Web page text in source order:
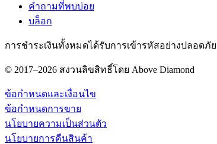
คำถามที่พบบ่อย
บล็อก
การชำระเงินทั้งหมดได้รับการเข้ารหัสอย่างปลอดภัย
© 2017–2026 สงวนลิขสิทธิ์โดย Above Diamond
ข้อกำหนดและเงื่อนไข
ข้อกำหนดการขาย
นโยบายความเป็นส่วนตัว
นโยบายการคืนสินค้า